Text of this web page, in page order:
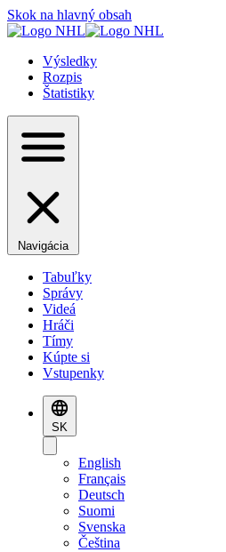
Skok na hlavný obsah
Výsledky
Rozpis
Štatistiky
Navigácia
Tabuľky
Správy
Videá
Hráči
Tímy
Kúpte si
Vstupenky
SK
English
Français
Deutsch
Suomi
Svenska
Čeština